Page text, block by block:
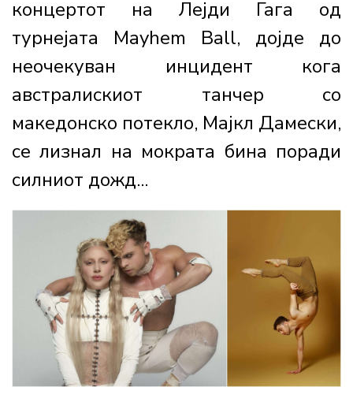
концертот на Лејди Гага од
турнејата Mayhem Ball, дојде до
неочекуван инцидент кога
австралискиот танчер со
македонско потекло, Мајкл Дамески,
се лизнал на мократа бина поради
силниот дожд...